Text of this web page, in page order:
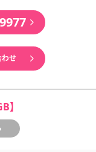
せ
】